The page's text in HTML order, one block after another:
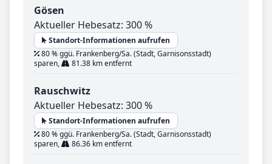
Gösen
Aktueller Hebesatz: 300 %
Standort-Informationen aufrufen
80 % ggü. Frankenberg/Sa. (Stadt, Garnisonsstadt)
sparen,
81.38 km entfernt
Rauschwitz
Aktueller Hebesatz: 300 %
Standort-Informationen aufrufen
80 % ggü. Frankenberg/Sa. (Stadt, Garnisonsstadt)
sparen,
86.36 km entfernt